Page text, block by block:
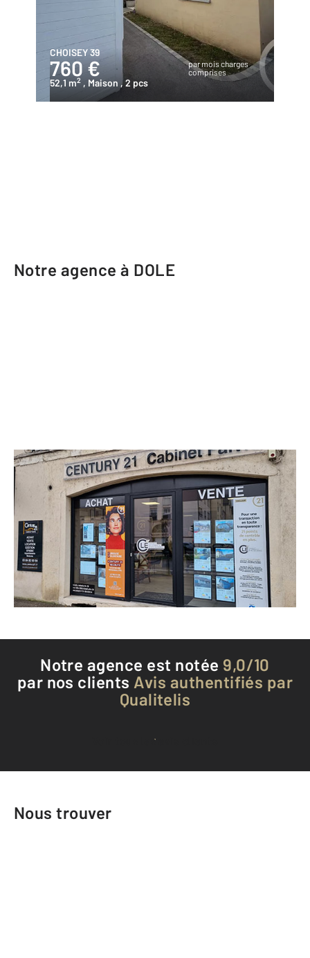
CHOISEY 39
760 €
par mois charges
comprises
52,1 m2 , Maison , 2 pcs
Notre agence à DOLE
CENTURY 21 Avenir Immobilier
4 avenue Jacques Duhamel
DOLE - 39100
Envoyer un message
Téléphoner à l'agence
Notre agence est notée 9,0/10
par nos clients Avis authentifiés par
Qualitelis
Voir tous les avis clients
Nous trouver